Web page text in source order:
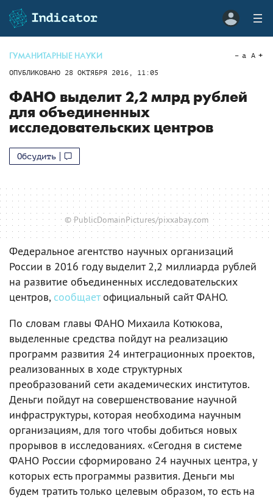
ГУМАНИТАРНЫЕ НАУКИ
ОПУБЛИКОВАНО 28 ОКТЯБРЯ 2016, 11:05
a A
ФАНО выделит 2,2 млрд рублей
для объединенных
исследовательских центров
Обсудить
© PublicDomainPictures/pixxabay.com
Федеральное агентство научных организаций
России в 2016 году выделит 2,2 миллиарда рублей
на развитие объединенных исследовательских
центров, сообщаетофициальный сайт ФАНО.
По словам главы ФАНО Михаила Котюкова,
выделенные средства пойдут на реализацию
программ развития 24 интеграционных проектов,
реализованных в ходе структурных
преобразований сети академических институтов.
Деньги пойдут на совершенствование научной
инфраструктуры, которая необходима научным
организациям, для того чтобы добиться новых
прорывов в исследованиях. «Сегодня в системе
ФАНО России сформировано 24 научных центра, у
которых есть программы развития. Деньги мы
будем тратить только целевым образом, то есть на